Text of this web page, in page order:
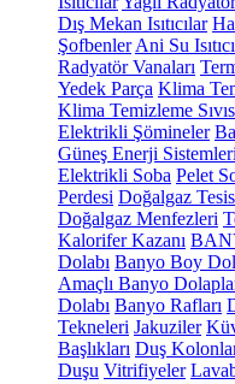
Dış Mekan Isıtıcılar
Şofbenler Ani Su Isıtıcı
Radyatör Vanaları
Yedek Parça Klima
Klima Temizleme
Elektrikli Şömineler
Güneş Enerji Sistemleri
Elektrikli Soba Pelet
Perdesi Doğalgaz
Doğalgaz Menfezleri
Kalorifer Kazanı
Dolabı Banyo Boy
Amaçlı Banyo
Dolabı Banyo Rafları
Tekneleri Jakuziler
Başlıkları Duş
Duşu Vitrifiyeler